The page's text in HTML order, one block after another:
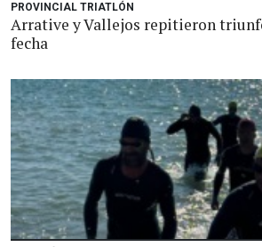
PROVINCIAL TRIATLÓN
Arrative y Vallejos repitieron
fecha